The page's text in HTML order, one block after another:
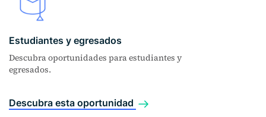
Estudiantes y egresados
Descubra oportunidades para estudiantes y
egresados.
Descubra esta oportunidad